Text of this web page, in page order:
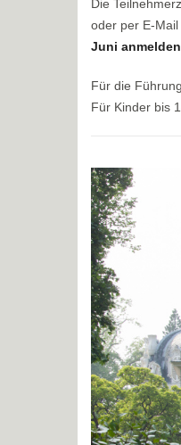
Die
oder per E-Mail
Juni anmelden
Für die
Für Kinder bis